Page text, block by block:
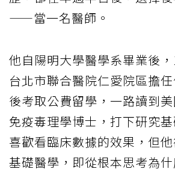
——當一名醫師。
他自陽明大學醫學系畢業後
台北市聯合醫院仁愛院區擔
後考取公費留學，一路讀到
免疫毒理學博士，打下研究
喜歡看臨床數據的效果，但
基礎醫學，即從根本思考為